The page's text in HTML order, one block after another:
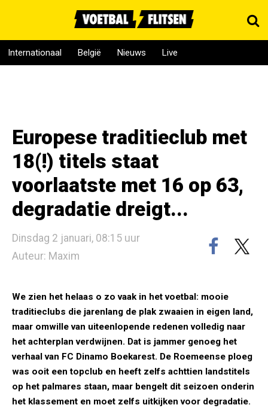
Internationaal België Nieuws Live
Europese traditieclub met
18(!) titels staat
voorlaatste met 16 op 63,
degradatie dreigt...
Dinsdag 2 januari, 08:15 uur
Auteur: Maxim
We zien het helaas o zo vaak in het voetbal: mooie
traditieclubs die jarenlang de plak zwaaien in eigen land,
maar omwille van uiteenlopende redenen volledig naar
het achterplan verdwijnen. Dat is jammer genoeg het
verhaal van FC Dinamo Boekarest. De Roemeense ploeg
was ooit een topclub en heeft zelfs achttien landstitels
op het palmares staan, maar bengelt dit seizoen onderin
het klassement en moet zelfs uitkijken voor degradatie.